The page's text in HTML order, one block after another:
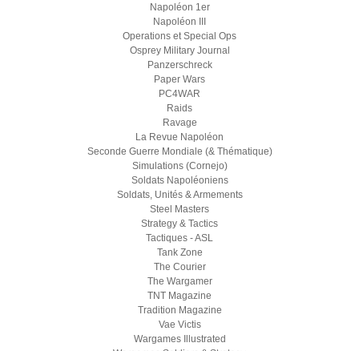
Napoléon 1er
Napoléon III
Operations et Special Ops
Osprey Military Journal
Panzerschreck
Paper Wars
PC4WAR
Raids
Ravage
La Revue Napoléon
Seconde Guerre Mondiale (& Thématique)
Simulations (Cornejo)
Soldats Napoléoniens
Soldats, Unités & Armements
Steel Masters
Strategy & Tactics
Tactiques - ASL
Tank Zone
The Courier
The Wargamer
TNT Magazine
Tradition Magazine
Vae Victis
Wargames Illustrated